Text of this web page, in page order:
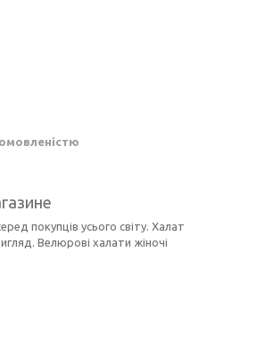
покупців усього світу. Халат
Велюрові халати жіночі